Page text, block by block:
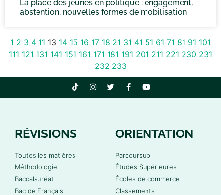
La place des jeunes en politique : engagement,
abstention, nouvelles formes de mobilisation
1 2 3 4 11 13 14 15 16 17 18 21 31 41 51 61 71 81 91 101
111 121 131 141 151 161 171 181 191 201 211 221 230 231
232 233
RÉVISIONS
Toutes les matières
Méthodologie
Baccalauréat
Bac de Français
ORIENTATION
Parcoursup
Études Supérieures
Écoles de commerce
Classements